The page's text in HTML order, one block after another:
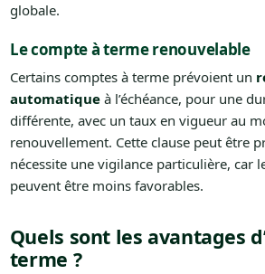
globale.
Le compte à terme renouvelable
Certains comptes à terme prévoient un
automatiqueà l’échéance, pour une
différente, avec un taux en vigueur au
renouvellement. Cette clause peut être
nécessite une vigilance particulière, car
peuvent être moins favorables.
Quels sont les avantages
terme ?